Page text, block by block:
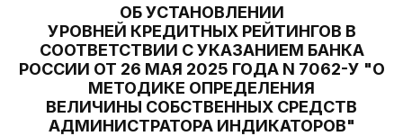
ОБ УСТАНОВЛЕНИИ
УРОВНЕЙ КРЕДИТНЫХ РЕЙТИНГОВ В
СООТВЕТСТВИИ С УКАЗАНИЕМ БАНКА
РОССИИ ОТ 26 МАЯ 2025 ГОДА N 7062-У "О
МЕТОДИКЕ ОПРЕДЕЛЕНИЯ
ВЕЛИЧИНЫ СОБСТВЕННЫХ СРЕДСТВ
АДМИНИСТРАТОРА ИНДИКАТОРОВ"